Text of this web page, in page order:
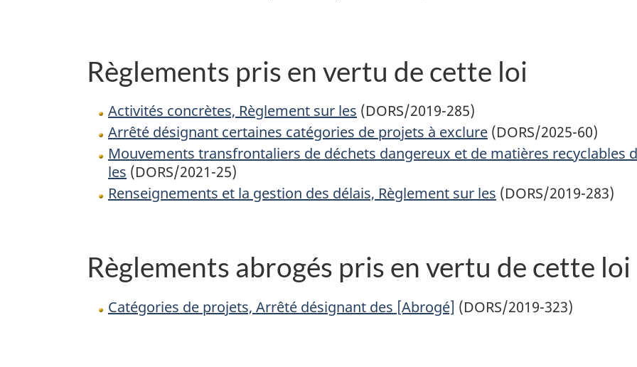
Règlements pris en vertu de cette loi
Activités concrètes, Règlement sur les (DORS/2019-285)
Arrêté désignant certaines catégories de projets à exclure (DORS/2025-60)
Mouvements transfrontaliers de déchets dangereux et de matières recyclables
les (DORS/2021-25)
Renseignements et la gestion des délais, Règlement sur les (DORS/2019-283)
Règlements abrogés pris en vertu de cette loi
Catégories de projets, Arrêté désignant des [Abrogé] (DORS/2019-323)